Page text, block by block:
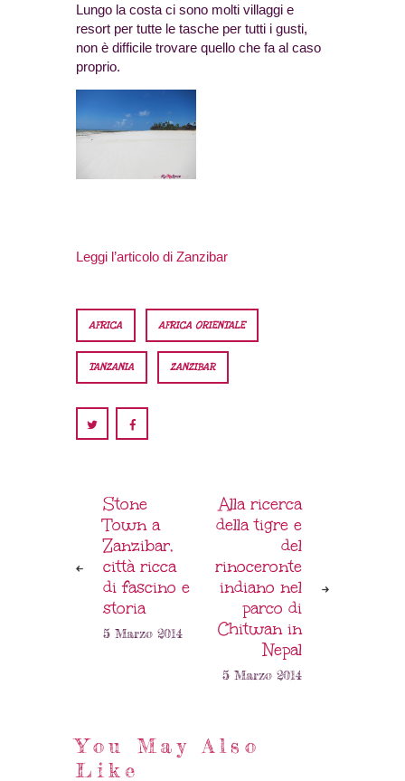
Lungo la costa ci sono molti villaggi e
resort per tutte le tasche per tutti i gusti,
non è difficile trovare quello che fa al caso
proprio.
Leggi l’articolo di Zanzibar
AFRICA AFRICA ORIENTALE
TANZANIA ZANZIBAR
Stone
Town a
Zanzibar,
città ricca
di fascino e
storia
5 Marzo 2014
Alla ricerca
della tigre e
del
rinoceronte
indiano nel
parco di
Chitwan in
Nepal
5 Marzo 2014
You May Also
Like